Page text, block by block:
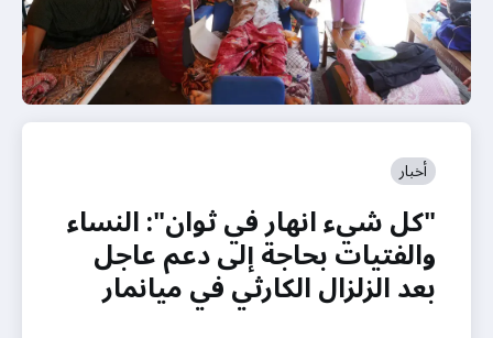
أخبار
"كل شيء انهار في ثوان": النساء
والفتيات بحاجة إلى دعم عاجل
بعد الزلزال الكارثي في ميانمار